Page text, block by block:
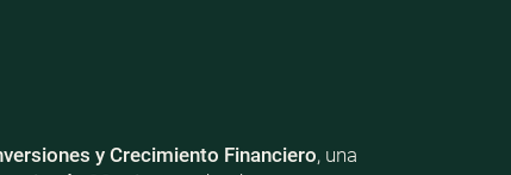
y Crecimiento Financiero, una